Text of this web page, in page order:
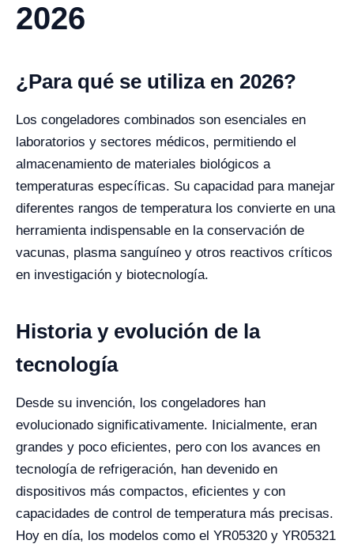
2026
¿Para qué se utiliza en 2026?
Los congeladores combinados son esenciales en
laboratorios y sectores médicos, permitiendo el
almacenamiento de materiales biológicos a
temperaturas específicas. Su capacidad para manejar
diferentes rangos de temperatura los convierte en una
herramienta indispensable en la conservación de
vacunas, plasma sanguíneo y otros reactivos críticos
en investigación y biotecnología.
Historia y evolución de la
tecnología
Desde su invención, los congeladores han
evolucionado significativamente. Inicialmente, eran
grandes y poco eficientes, pero con los avances en
tecnología de refrigeración, han devenido en
dispositivos más compactos, eficientes y con
capacidades de control de temperatura más precisas.
Hoy en día, los modelos como el YR05320 y YR05321